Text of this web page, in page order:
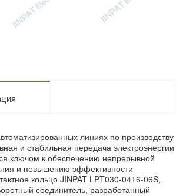
линиях по производству
и стабильная передача электроэнергии
ключом к обеспечению непрерывной
и повышению эффективности
кольцо JINPAT LPT030-0416-06S,
соединитель, разработанный